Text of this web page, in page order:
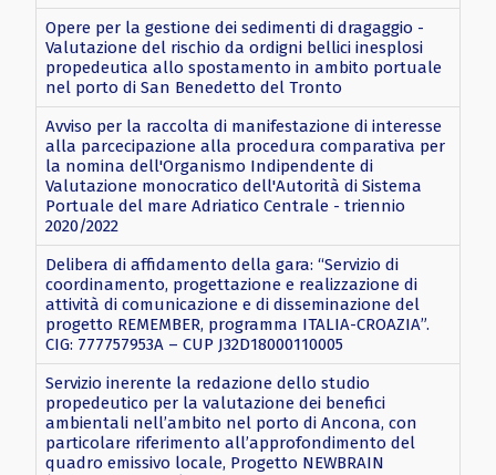
Opere per la gestione dei sedimenti di dragaggio -
Valutazione del rischio da ordigni bellici inesplosi
propedeutica allo spostamento in ambito portuale
nel porto di San Benedetto del Tronto
Avviso per la raccolta di manifestazione di interesse
alla parcecipazione alla procedura comparativa per
la nomina dell'Organismo Indipendente di
Valutazione monocratico dell'Autorità di Sistema
Portuale del mare Adriatico Centrale - triennio
2020/2022
Delibera di affidamento della gara: “Servizio di
coordinamento, progettazione e realizzazione di
attività di comunicazione e di disseminazione del
progetto REMEMBER, programma ITALIA-CROAZIA”.
CIG: 777757953A – CUP J32D18000110005
Servizio inerente la redazione dello studio
propedeutico per la valutazione dei benefici
ambientali nell’ambito nel porto di Ancona, con
particolare riferimento all’approfondimento del
quadro emissivo locale, Progetto NEWBRAIN